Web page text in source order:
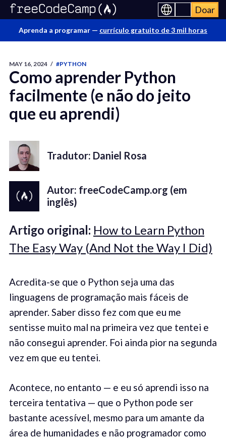
Doar
Aprenda a programar — currículo gratuito de 3 mil horas
MAY 16, 2024 / #PYTHON
Como aprender Python
facilmente (e não do jeito
que eu aprendi)
Tradutor: Daniel Rosa
Autor: freeCodeCamp.org (em
inglês)
Artigo original: How to Learn Python
The Easy Way (And Not the Way I Did)
Acredita-se que o Python seja uma das
linguagens de programação mais fáceis de
aprender. Saber disso fez com que eu me
sentisse muito mal na primeira vez que tentei e
não consegui aprender. Foi ainda pior na segunda
vez em que eu tentei.
Acontece, no entanto — e eu só aprendi isso na
terceira tentativa — que o Python pode ser
bastante acessível, mesmo para um amante da
área de humanidades e não programador como